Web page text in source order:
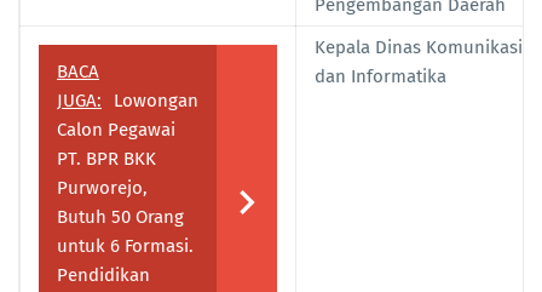
Pengembangan Daerah
BACA
JUGA:
Lowongan
Calon Pegawai
PT. BPR BKK
Purworejo,
Butuh 50 Orang
untuk 6 Formasi.
Pendidikan
Kepala Dinas Komunikasi
dan Informatika